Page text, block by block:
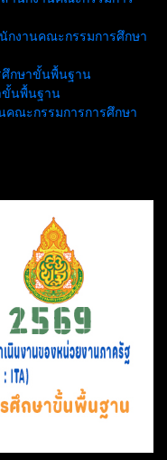
กงานคณะกรรมการศึกษา
ศึกษาขั้นพื้นฐาน
ขั้นพื้นฐาน
คณะกรรมการการศึกษา